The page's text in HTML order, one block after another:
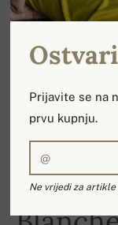
-19%
Prijavite se na
prvu kupnju.
Ne vrijedi za artikle